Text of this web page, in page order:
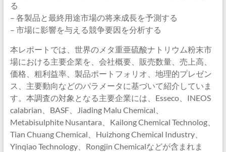
る
– 各製品と最終用途市場の将来成長を予測する
– 市場に影響を与える競争要因を分析する
本レポートでは、世界のメタ重亜硫酸ナトリウム粉末市
場における主要企業を、会社概要、販売数量、売上高、
価格、粗利益率、製品ポートフォリオ、地理的プレゼン
ス、主要動向などのパラメータに基づいて紹介していま
す。本調査の対象となる主要企業には、Esseco、INEOS
calabrian、BASF、Jiading Malu Chemical、
Metabisulphite Nusantara、Kailong Chemical Technolog、
Tian Chuang Chemical、Huizhong Chemical Industry、
Yinqiao Technology、Rongjin Chemicalなどが含まれま